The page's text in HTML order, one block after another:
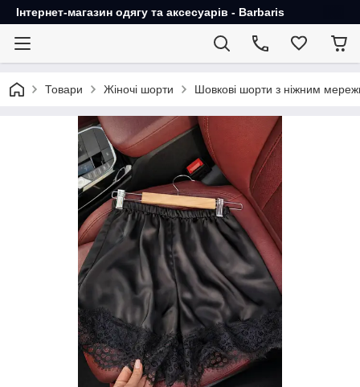
Інтернет-магазин одягу та аксесуарів - Barbaris
Товари Жіночі шорти Шовкові шорти з ніжним